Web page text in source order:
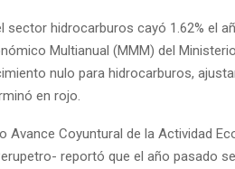
sector hidrocarburos cayó 1.62% el
Multianual (MMM) del
nulo para hidrocarburos,
en rojo.
Avance Coyuntural de la Actividad
reportó que el año pasado